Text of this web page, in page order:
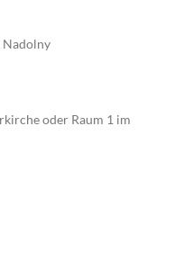
Nadolny
oder Raum 1 im